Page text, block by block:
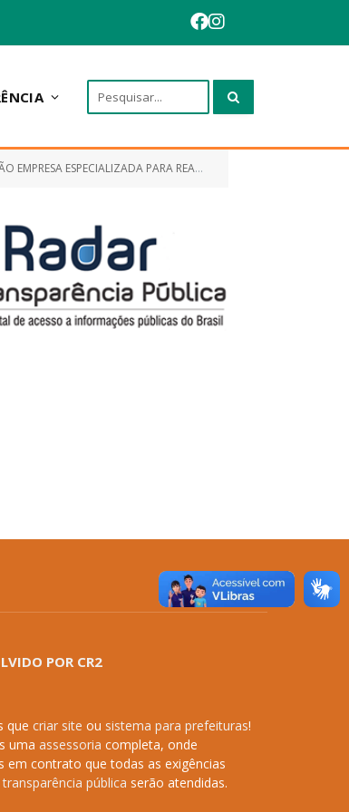
PARA PROFESSORES DO ENSINO INFANTIL E FUNDAMENTAL)
POR CR2
que criar site ou sistema para prefeituras!
uma assessoria completa, onde
em contrato que todas as exigências
pública serão atendidas.